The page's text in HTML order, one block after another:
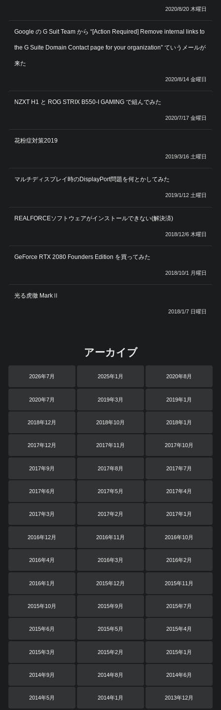
2020/8/20 木曜日
Google の G Suit Team から “[Action Required] Remove internal links to
the G Suite Domain Contact page for your organization” ていうメールが
来た
2020/8/14 金曜日
NZXT H1 と ROG STRIX B550-I GAMING で組んでみた
2020/7/17 金曜日
花粉症対策2019
2019/3/16 土曜日
マルチディスプレイ時のDisplayPort問題を何とかしてみた
2019/1/12 土曜日
REALFORCEソフトウェアがインストールできない(解決済)
2018/12/6 木曜日
GeForce RTX 2080 Founders Edition を買ってみた
2018/10/1 月曜日
光る虎徹 MarkⅡ
2018/1/7 日曜日
アーカイブ
2026年7月 2025年1月 2020年8月
2020年7月 2019年3月 2019年1月
2018年12月 2018年10月 2018年1月
2017年12月 2017年11月 2017年10月
2017年9月 2017年8月 2017年7月
2017年6月 2017年5月 2017年4月
2017年3月 2017年2月 2017年1月
2016年12月 2016年11月 2016年10月
2016年4月 2016年3月 2016年2月
2016年1月 2015年12月 2015年11月
2015年10月 2015年9月 2015年7月
2015年6月 2015年5月 2015年4月
2015年3月 2015年2月 2015年1月
2014年9月 2014年8月 2014年6月
2014年5月 2014年1月 2013年12月